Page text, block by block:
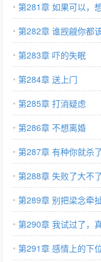
第281章 如果可以，
第282章 谁觊觎你都
第283章 吓的失眠
第284章 送上门
第285章 打消疑虑
第286章 不想离婚
第287章 有种你就杀
第288章 失败了大不
第289章 别把梁念牵
第290章 我试过了，
第291章 感情上的下